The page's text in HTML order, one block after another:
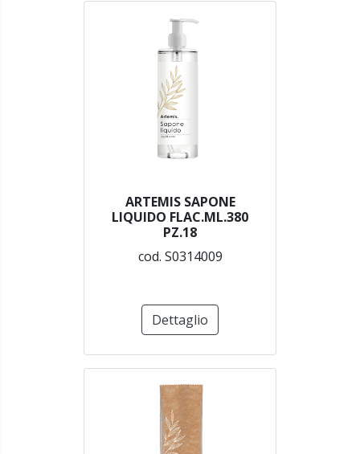
ARTEMIS SAPONE
LIQUIDO FLAC.ML.380
PZ.18
cod. S0314009
Dettaglio